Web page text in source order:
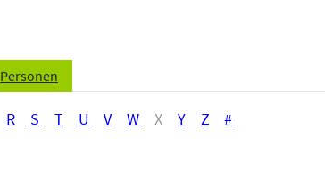
Personen
R S T U V W X Y Z #